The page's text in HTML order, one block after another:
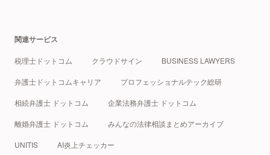
関連サービス
税理士ドットコム クラウドサイン BUSINESS LAWYERS
弁護士ドットコムキャリア プロフェッショナルテック総研
相続弁護士 ドットコム 企業法務弁護士 ドットコム
離婚弁護士 ドットコム みんなの法律相談まとめアーカイブ
UNITIS AI炎上チェッカー